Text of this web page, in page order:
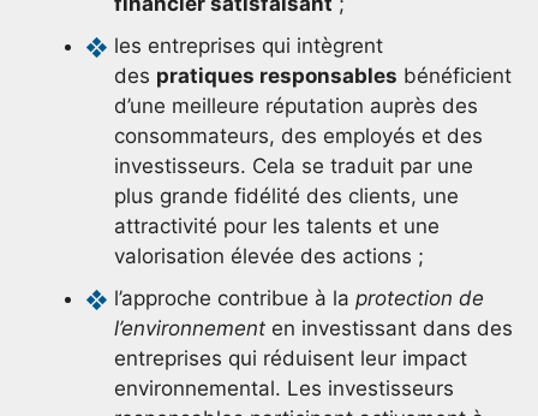
les entreprises qui intègrent
des pratiques responsables bénéficient
d’une meilleure réputation auprès des
consommateurs, des employés et des
investisseurs. Cela se traduit par une
plus grande fidélité des clients, une
attractivité pour les talents et une
valorisation élevée des actions ;
l’approche contribue à la protection de
l’environnement en investissant dans des
entreprises qui réduisent leur impact
environnemental. Les investisseurs